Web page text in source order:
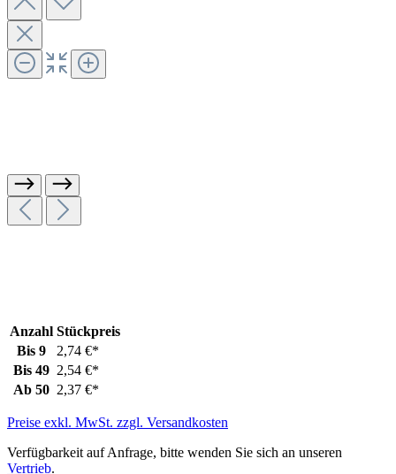
Anzahl Stückpreis
Bis 9
2,74 €*
Bis 49 2,54 €*
Ab 50 2,37 €*
Preise exkl. MwSt. zzgl. Versandkosten
Verfügbarkeit auf Anfrage, bitte wenden Sie sich an unseren
Vertrieb.